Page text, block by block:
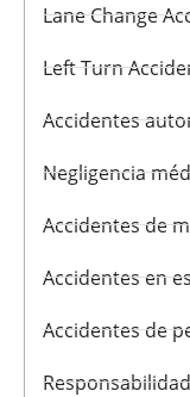
Lane Change
Left Turn
Accidentes
Negligencia
Accidentes de
Accidentes en
Accidentes de